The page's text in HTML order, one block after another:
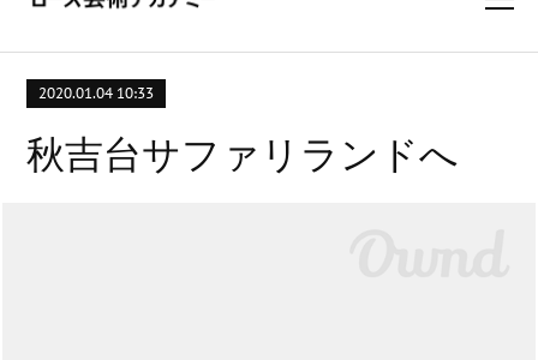
2020.01.04 10:33
秋吉台サファリランドへ